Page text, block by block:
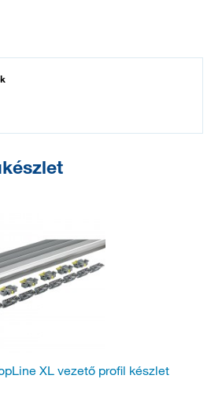
XL vezető profil készlet